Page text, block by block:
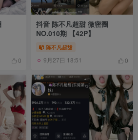
0
抖音 陈不凡超甜 微密圈
NO.010期 【42P】
陈不凡超甜
9月27日 18:51 0